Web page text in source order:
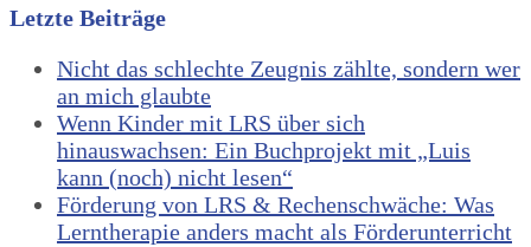
Letzte Beiträge
Nicht das schlechte Zeugnis zählte, sondern wer
an mich glaubte
Wenn Kinder mit LRS über sich
hinauswachsen: Ein Buchprojekt mit „Luis
kann (noch) nicht lesen“
Förderung von LRS & Rechenschwäche: Was
Lerntherapie anders macht als Förderunterricht